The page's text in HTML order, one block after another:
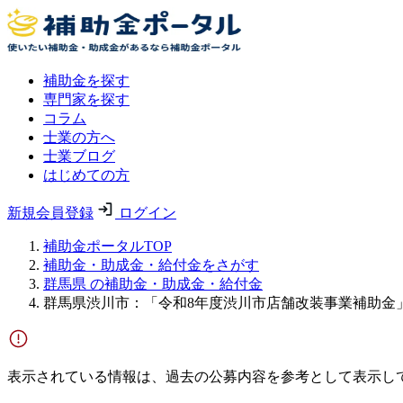
補助金を探す
専門家を探す
コラム
士業の方へ
士業ブログ
はじめての方
新規会員登録 ログイン
補助金ポータルTOP
補助金・助成金・給付金をさがす
群馬県 の補助金・助成金・給付金
群馬県渋川市：「令和8年度渋川市店舗改装事業補助金」
表示されている情報は、過去の公募内容を参考として表示し